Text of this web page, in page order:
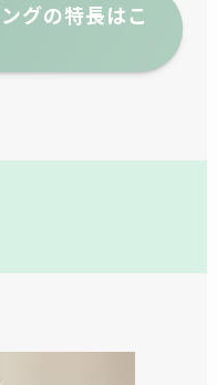
グの特長はこ